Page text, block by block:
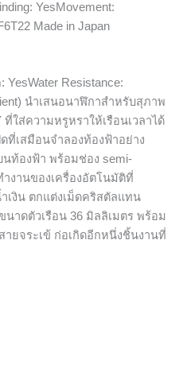
YesMovement:
Made in Japan
YesWater Resistance:
นำเสนอนาฬิกาสำหรับสุภาพ
ที่ใส่ความหรูหราให้เรือนเวลาได้
ที่เสมือนจำลองท้องฟ้าอย่าง
ท้องฟ้า พร้อมช่อง semi-
ำงานของเครื่องอัตโนมัติที่
เงิน ตกแต่งเม็ดคริสตัลแทน
นาดตัวเรือน 36 มิลลิเมตร พร้อม
ยจระเข้ ก่อเกิดอีกหนึ่งชิ้นงานที่